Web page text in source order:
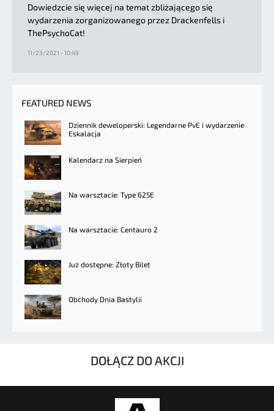
Dowiedzcie się więcej na temat zbliżającego się
wydarzenia zorganizowanego przez Drackenfells i
ThePsychoCat!
11/23/2021 - 10:49
FEATURED NEWS
Dziennik deweloperski: Legendarne PvE i wydarzenie
Eskalacja
Kalendarz na Sierpień
Na warsztacie: Type 625E
Na warsztacie: Centauro 2
Już dostępne: Złoty Bilet
Obchody Dnia Bastylii
DOŁĄCZ DO AKCJI